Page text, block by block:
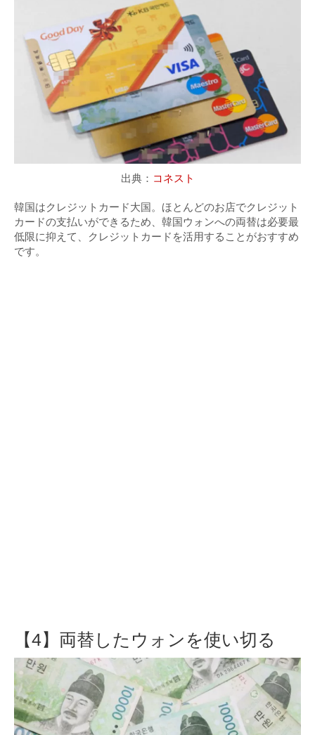
出典： コネスト
韓国はクレジットカード大国。ほとんどのお店でクレジット
カードの支払いができるため、韓国ウォンへの両替は必要最
低限に抑えて、クレジットカードを活用することがおすすめ
です。
【4】両替したウォンを使い切る